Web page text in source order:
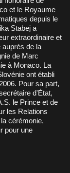
et le Royaume
depuis le
Stabej a
extraordinaire et
auprès de la
de Marc
à Monaco. La
ont établi
Pour sa part,
d'État,
le Prince et de
les Relations
cérémonie,
pour une